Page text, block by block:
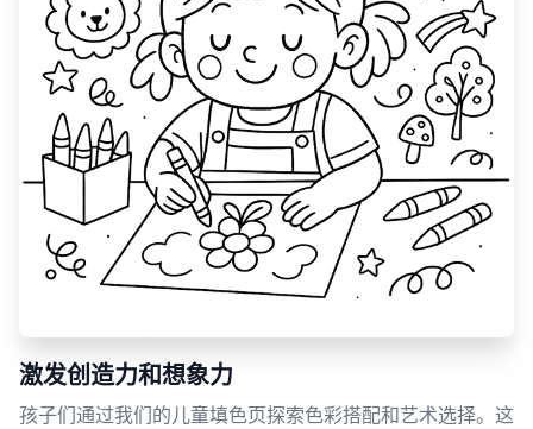
激发创造力和想象力
孩子们通过我们的儿童填色页探索色彩搭配和艺术选择。这